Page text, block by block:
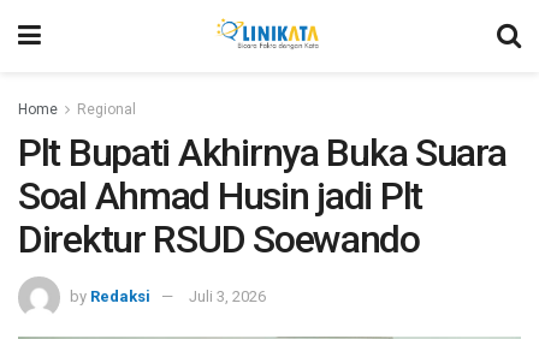
Home Regional
Plt Bupati Akhirnya Buka Suara
Soal Ahmad Husin jadi Plt
Direktur RSUD Soewando
by Redaksi Juli 3, 2026